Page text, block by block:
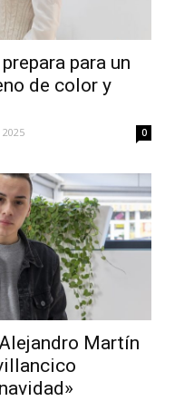
para un
de color y
0
Martín